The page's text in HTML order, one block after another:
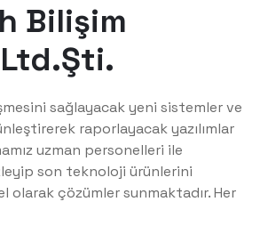
Bilişim
sağlayacak yeni sistemler ve
raporlayacak yazılımlar
uzman personelleri ile
son teknoloji ürünlerini
olarak çözümler sunmaktadır. Her